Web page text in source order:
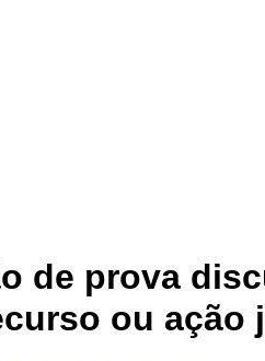
de prova
ou ação